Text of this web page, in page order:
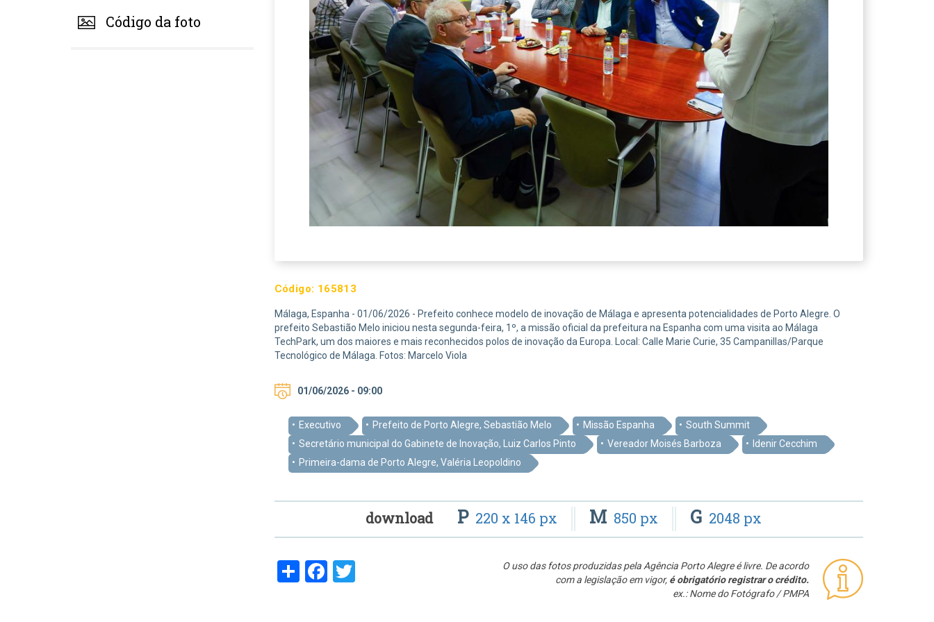
Código da foto
Código: 165813
Málaga, Espanha - 01/06/2026 - Prefeito conhece modelo de inovação de Málaga e apresenta potencialidades de Porto Alegre. O
prefeito Sebastião Melo iniciou nesta segunda-feira, 1º, a missão oficial da prefeitura na Espanha com uma visita ao Málaga
TechPark, um dos maiores e mais reconhecidos polos de inovação da Europa. Local: Calle Marie Curie, 35 Campanillas/Parque
Tecnológico de Málaga. Fotos: Marcelo Viola
01/06/2026 - 09:00
Executivo Prefeito de Porto Alegre, Sebastião Melo Missão Espanha
South Summit
Secretário municipal do Gabinete de Inovação, Luiz Carlos Pinto
Vereador Moisés Barboza
Idenir Cecchim
Primeira-dama de Porto Alegre, Valéria Leopoldino
download P 220 x 146 px M 850 px G 2048 px
O uso das fotos produzidas pela Agência Porto Alegre é livre. De acordo
com a legislação em vigor, é obrigatório registrar o crédito.
ex.: Nome do Fotógrafo / PMPA
ShareFacebook
Twitter